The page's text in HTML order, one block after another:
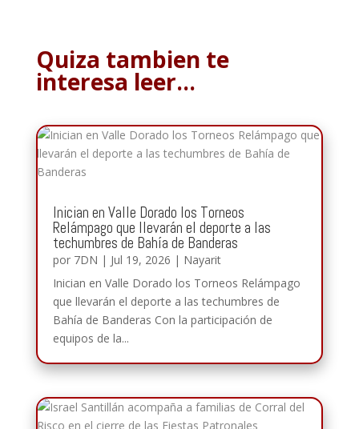
Quiza tambien te
interesa leer…
Inician en Valle Dorado los Torneos
Relámpago que llevarán el deporte a las
techumbres de Bahía de Banderas
por 7DN | Jul 19, 2026 | Nayarit
Inician en Valle Dorado los Torneos Relámpago
que llevarán el deporte a las techumbres de
Bahía de Banderas Con la participación de
equipos de la...